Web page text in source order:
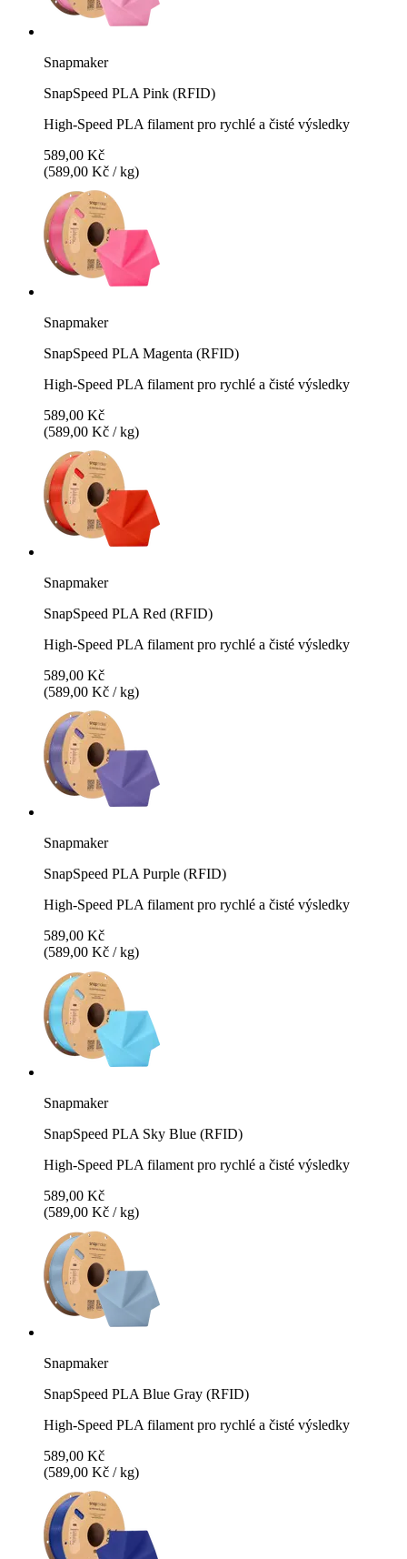
Snapmaker
SnapSpeed PLA Pink (RFID)
High-Speed PLA filament pro rychlé a čisté výsledky
589,00 Kč
(589,00 Kč / kg)
Snapmaker
SnapSpeed PLA Magenta (RFID)
High-Speed PLA filament pro rychlé a čisté výsledky
589,00 Kč
(589,00 Kč / kg)
Snapmaker
SnapSpeed PLA Red (RFID)
High-Speed PLA filament pro rychlé a čisté výsledky
589,00 Kč
(589,00 Kč / kg)
Snapmaker
SnapSpeed PLA Purple (RFID)
High-Speed PLA filament pro rychlé a čisté výsledky
589,00 Kč
(589,00 Kč / kg)
Snapmaker
SnapSpeed PLA Sky Blue (RFID)
High-Speed PLA filament pro rychlé a čisté výsledky
589,00 Kč
(589,00 Kč / kg)
Snapmaker
SnapSpeed PLA Blue Gray (RFID)
High-Speed PLA filament pro rychlé a čisté výsledky
589,00 Kč
(589,00 Kč / kg)